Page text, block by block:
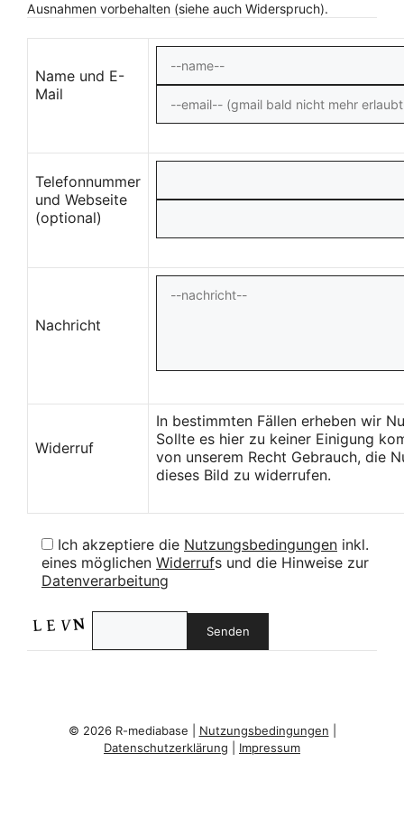
Ausnahmen vorbehalten (siehe auch Widerspruch).
Name und E-
Mail
Telefonnummer
und Webseite
(optional)
Nachricht
Widerruf
In bestimmten Fällen erheben wir
Sollte es hier zu keiner Einigung
von unserem Recht Gebrauch, die
dieses Bild zu widerrufen.
Ich akzeptiere die Nutzungsbedingungen inkl.
eines möglichen Widerrufs und die Hinweise zur
Datenverarbeitung
© 2026 R-mediabase | Nutzungsbedingungen
Datenschutzerklärung
Impressum